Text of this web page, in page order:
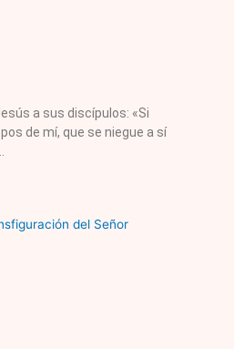
a sus discípulos: «Si
de mí, que se niegue a sí